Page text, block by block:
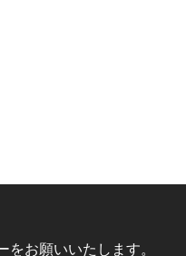
お願いいたします。